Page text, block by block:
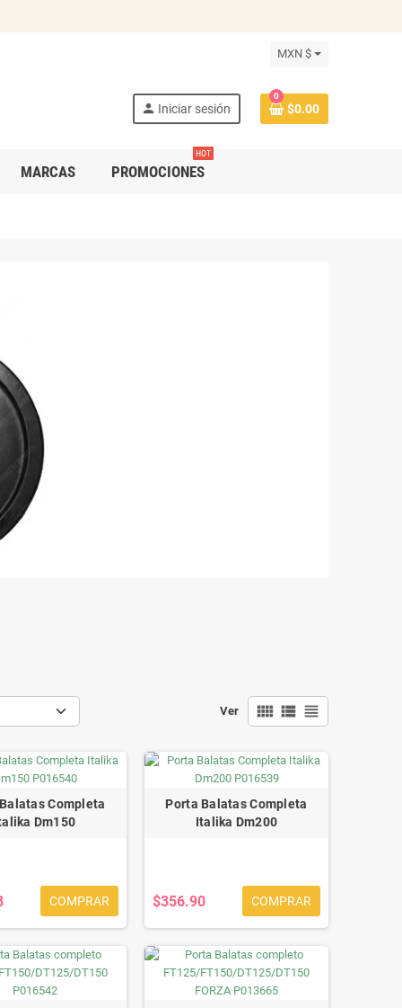
MXN $
person Iniciar sesión
0
$0.00
MARCAS PROMOCIONES
HOT
Ver view_comfy view_list view_headline
Completa
Dm150
COMPRAR
Porta Balatas Completa
Italika Dm200
$356.90 COMPRAR